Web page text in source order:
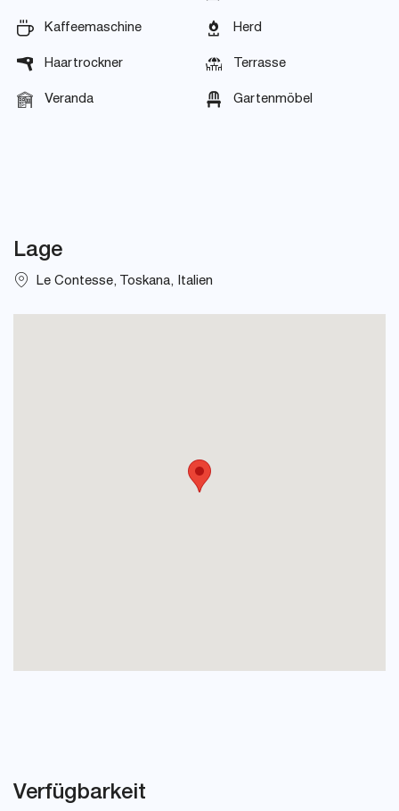
Kaffeemaschine Herd
Haartrockner Terrasse
Veranda Gartenmöbel
Lage
Le Contesse, Toskana, Italien
Verfügbarkeit